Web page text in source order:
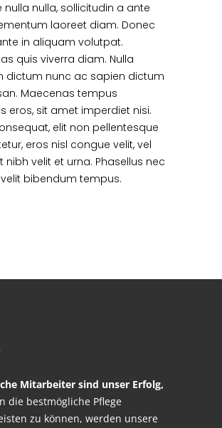
nulla nulla, sollicitudin a ante
laoreet diam. Donec
in aliquam volutpat.
quis viverra diam. Nulla
dictum nunc ac sapien dictum
Maecenas tempus
eros, sit amet imperdiet nisi.
elit non pellentesque
eros nisl congue velit, vel
nibh velit et urna. Phasellus nec
bibendum tempus.
Mitarbeiter sind unser Erfolg,
die bestmögliche Pflege
zu können, werden unsere